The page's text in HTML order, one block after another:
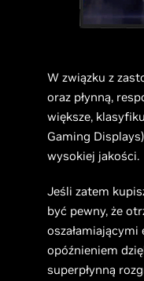
W związku z
oraz płynną,
większe,
Gaming
wysokiej jakości.
Jeśli zatem
być pewny, że
opóźnieniem
superpłynną